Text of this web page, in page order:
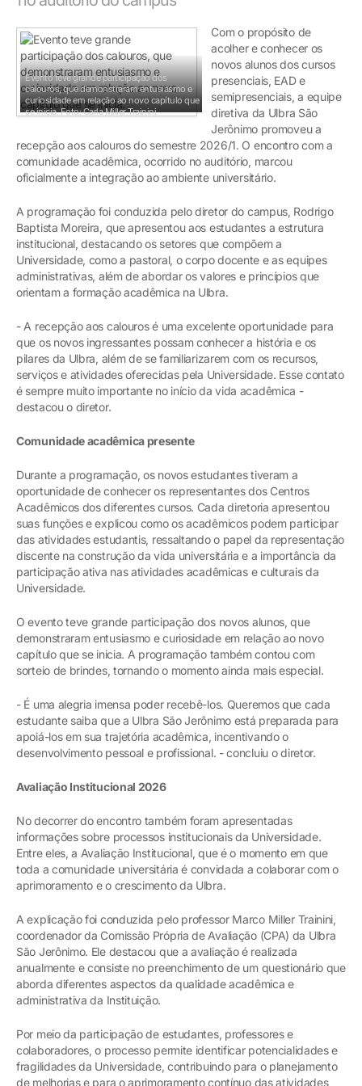
Evento teve grande participação dos
calouros, que demonstraram entusiasmo e
curiosidade em relação ao novo capítulo que
se inicia.Foto: Carla Miller Trainini
Com o propósito de
acolher e conhecer os
novos alunos dos cursos
presenciais, EAD e
semipresenciais, a equipe
diretiva da Ulbra São
Jerônimo promoveu a
recepção aos calouros do semestre 2026/1. O encontro com a
comunidade acadêmica, ocorrido no auditório, marcou
oficialmente a integração ao ambiente universitário.
A programação foi conduzida pelo diretor do campus, Rodrigo
Baptista Moreira, que apresentou aos estudantes a estrutura
institucional, destacando os setores que compõem a
Universidade, como a pastoral, o corpo docente e as equipes
administrativas, além de abordar os valores e princípios que
orientam a formação acadêmica na Ulbra.
- A recepção aos calouros é uma excelente oportunidade para
que os novos ingressantes possam conhecer a história e os
pilares da Ulbra, além de se familiarizarem com os recursos,
serviços e atividades oferecidas pela Universidade. Esse contato
é sempre muito importante no início da vida acadêmica -
destacou o diretor.
Comunidade acadêmica presente
Durante a programação, os novos estudantes tiveram a
oportunidade de conhecer os representantes dos Centros
Acadêmicos dos diferentes cursos. Cada diretoria apresentou
suas funções e explicou como os acadêmicos podem participar
das atividades estudantis, ressaltando o papel da representação
discente na construção da vida universitária e a importância da
participação ativa nas atividades acadêmicas e culturais da
Universidade.
O evento teve grande participação dos novos alunos, que
demonstraram entusiasmo e curiosidade em relação ao novo
capítulo que se inicia. A programação também contou com
sorteio de brindes, tornando o momento ainda mais especial.
- É uma alegria imensa poder recebê-los. Queremos que cada
estudante saiba que a Ulbra São Jerônimo está preparada para
apoiá-los em sua trajetória acadêmica, incentivando o
desenvolvimento pessoal e profissional. - concluiu o diretor.
Avaliação Institucional 2026
No decorrer do encontro também foram apresentadas
informações sobre processos institucionais da Universidade.
Entre eles, a Avaliação Institucional, que é o momento em que
toda a comunidade universitária é convidada a colaborar com o
aprimoramento e o crescimento da Ulbra.
A explicação foi conduzida pelo professor Marco Miller Trainini,
coordenador da Comissão Própria de Avaliação (CPA) da Ulbra
São Jerônimo. Ele destacou que a avaliação é realizada
anualmente e consiste no preenchimento de um questionário que
aborda diferentes aspectos da qualidade acadêmica e
administrativa da Instituição.
Por meio da participação de estudantes, professores e
colaboradores, o processo permite identificar potencialidades e
fragilidades da Universidade, contribuindo para o planejamento
de melhorias e para o aprimoramento contínuo das atividades